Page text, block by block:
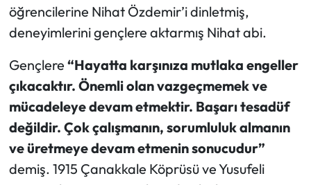
öğrencilerine Nihat Özdemir’i dinletmiş,
deneyimlerini gençlere aktarmış Nihat abi.
Gençlere “Hayatta karşınıza mutlaka engeller
çıkacaktır. Önemli olan vazgeçmemek ve
mücadeleye devam etmektir. Başarı tesadüf
değildir. Çok çalışmanın, sorumluluk almanın
ve üretmeye devam etmenin sonucudur”
demiş. 1915 Çanakkale Köprüsü ve Yusufeli